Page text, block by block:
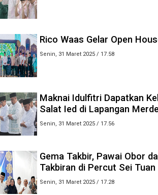
Rico Waas Gelar Open
Senin, 31 Maret 2025 / 17.58
Maknai Idulfitri Dapatkan
Salat Ied di Lapangan
Senin, 31 Maret 2025 / 17.56
Gema Takbir, Pawai Obor
Takbiran di Percut Sei Tuan
Senin, 31 Maret 2025 / 17.28